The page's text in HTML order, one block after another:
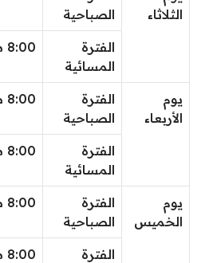
الثلاثاء
الصباحية
الفترة
المسائية
8:00 مساءً
يوم
الأربعاء
الفترة
الصباحية
8:00 صباحًا
الفترة
المسائية
8:00 مساءً
يوم
الخميس
الفترة
الصباحية
8:00 صباحًا
الفترة
8:00 مساءً